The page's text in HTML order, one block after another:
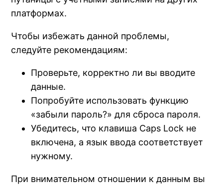
платформах.
Чтобы избежать данной проблемы,
следуйте рекомендациям:
Проверьте, корректно ли вы вводите
данные.
Попробуйте использовать функцию
«забыли пароль?» для сброса пароля.
Убедитесь, что клавиша Caps Lock не
включена, а язык ввода соответствует
нужному.
При внимательном отношении к данным вы